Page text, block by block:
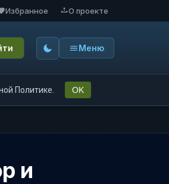
Избранное О проекте
Меню
Политике. OK
и